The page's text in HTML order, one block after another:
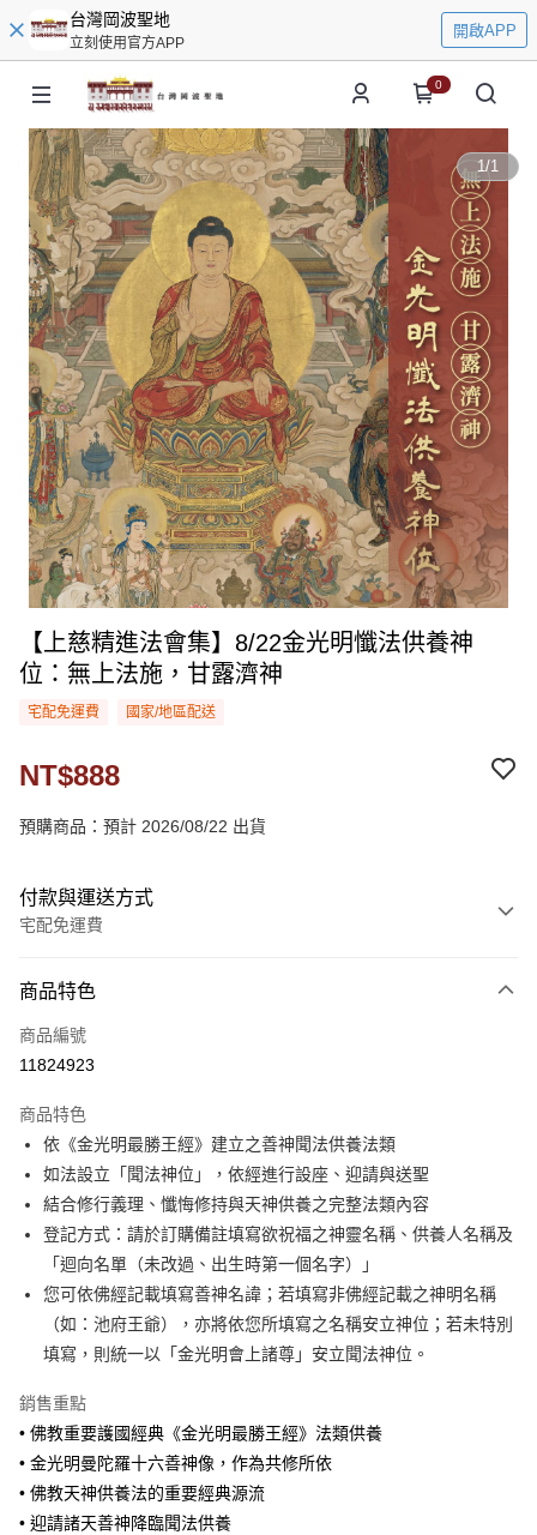
台灣岡波聖地
立刻使用官方APP
開啟APP
0
1/1
【上慈精進法會集】8/22金光明懺法供養神
位：無上法施，甘露濟神
宅配免運費 國家/地區配送
NT$888
預購商品：預計 2026/08/22 出貨
付款與運送方式
宅配免運費
信用卡一次付款
LINE Pay
街口支付
悠遊付
Google Pay
全盈+PAY
AFTEE先享後付
相關說明
AFTEE先享後付是「在收到商品之後才付款」的支付方式。 讓您購物簡單
便利好安心！
１．簡單：不需註冊會員、不需綁卡、不需儲值。
２．便利：只要手機號碼，簡訊認證，即可結帳。
【「AFTEE先享後付」結帳流程】
本島-法事項目
免運費
商品特色
商品編號
11824923
商品特色
依《金光明最勝王經》建立之善神聞法供養法類
如法設立「聞法神位」，依經進行設座、迎請與送聖
結合修行義理、懺悔修持與天神供養之完整法類內容
登記方式：請於訂購備註填寫欲祝福之神靈名稱、供養人名稱及
「迴向名單（未改過、出生時第一個名字）」
您可依佛經記載填寫善神名諱；若填寫非佛經記載之神明名稱
（如：池府王爺），亦將依您所填寫之名稱安立神位；若未特別
填寫，則統一以「金光明會上諸尊」安立聞法神位。
銷售重點
• 佛教重要護國經典《金光明最勝王經》法類供養
• 金光明曼陀羅十六善神像，作為共修所依
• 佛教天神供養法的重要經典源流
• 迎請諸天善神降臨聞法供養